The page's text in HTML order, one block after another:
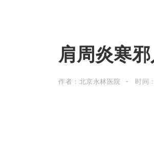
肩周炎寒
作者：北京永林医院 时间